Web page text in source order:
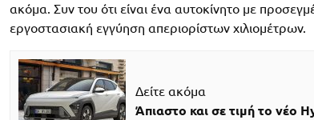
ακόμα. Συν του ότι είναι ένα αυτοκίνητο με
εργοστασιακή εγγύηση απεριορίστων χιλιομέτρων.
Δείτε ακόμα
Άπιαστο και σε τιμή το νέο